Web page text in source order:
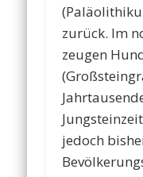
zurück. Im
zeugen
jedoch